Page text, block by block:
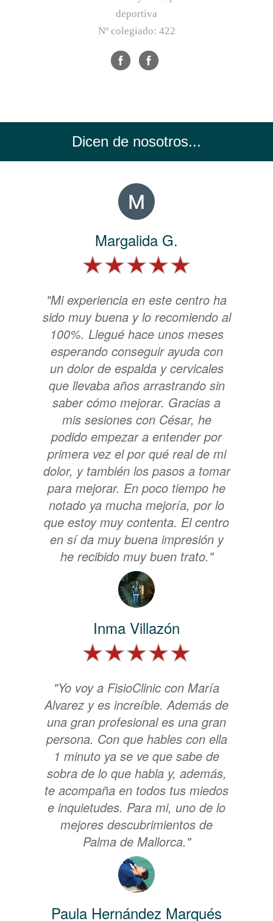
deportiva
Nº colegiado: 422
Dicen de nosotros...
Margalida G.
"Mi experiencia en este centro ha
sido muy buena y lo recomiendo al
100%. Llegué hace unos meses
esperando conseguir ayuda con
un dolor de espalda y cervicales
que llevaba años arrastrando sin
saber cómo mejorar. Gracias a
mis sesiones con César, he
podido empezar a entender por
primera vez el por qué real de mi
dolor, y también los pasos a tomar
para mejorar. En poco tiempo he
notado ya mucha mejoría, por lo
que estoy muy contenta. El centro
en sí da muy buena impresión y
he recibido muy buen trato."
Inma Villazón
"Yo voy a FisioClinic con María
Alvarez y es increíble. Además de
una gran profesional es una gran
persona. Con que hables con ella
1 minuto ya se ve que sabe de
sobra de lo que habla y, además,
te acompaña en todos tus miedos
e inquietudes. Para mi, uno de lo
mejores descubrimientos de
Palma de Mallorca."
Paula Hernández Marqués